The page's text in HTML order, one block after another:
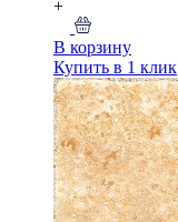
+
В корзину
Купить в 1 клик